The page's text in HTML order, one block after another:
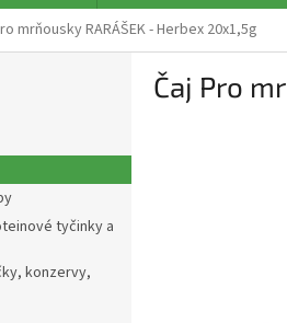
mrňousky RARÁŠEK - Herbex 20x1,5g
tyčinky a
konzervy,
Čaj Pro